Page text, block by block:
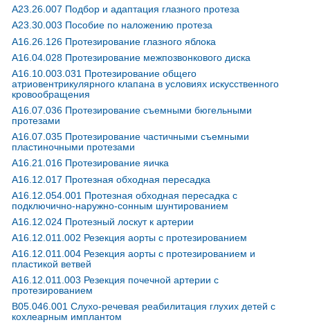
77000₽ Запись
Ещё клиник -3295.Используйте фильтры
A23.26.007 Подбор и адаптация глазного протеза
A23.30.003 Пособие по наложению протеза
A16.26.126 Протезирование глазного яблока
A16.04.028 Протезирование межпозвонкового диска
A16.10.003.031 Протезирование общего
атриовентрикулярного клапана в условиях искусственного
кровообращения
A16.07.036 Протезирование съемными бюгельными
протезами
A16.07.035 Протезирование частичными съемными
пластиночными протезами
A16.21.016 Протезирование яичка
A16.12.017 Протезная обходная пересадка
A16.12.054.001 Протезная обходная пересадка с
подключично-наружно-сонным шунтированием
A16.12.024 Протезный лоскут к артерии
A16.12.011.002 Резекция аорты с протезированием
A16.12.011.004 Резекция аорты с протезированием и
пластикой ветвей
A16.12.011.003 Резекция почечной артерии с
протезированием
B05.046.001 Слухо-речевая реабилитация глухих детей с
кохлеарным имплантом